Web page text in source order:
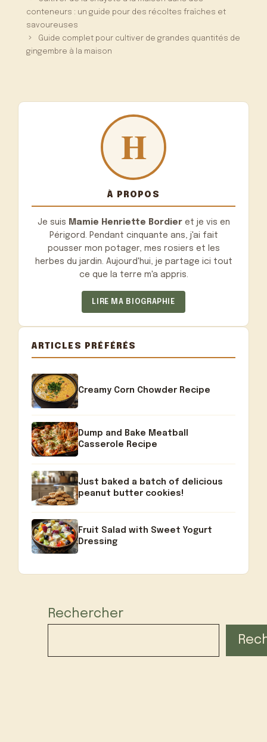
conteneurs : un guide pour des récoltes fraîches et
savoureuses
Guide complet pour cultiver de grandes quantités de
gingembre à la maison
À PROPOS
Je suis Mamie Henriette Bordieret je vis en
Périgord. Pendant cinquante ans, j'ai fait
pousser mon potager, mes rosiers et les
herbes du jardin. Aujourd'hui, je partage ici tout
ce que la terre m'a appris.
LIRE MA BIOGRAPHIE
ARTICLES PRÉFÉRÉS
Creamy Corn Chowder Recipe
Dump and Bake Meatball
Casserole Recipe
Just baked a batch of delicious
peanut butter cookies!
Fruit Salad with Sweet Yogurt
Dressing
Rechercher